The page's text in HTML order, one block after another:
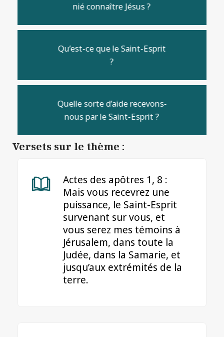
nié connaître Jésus ?
Qu’est-ce que le Saint-Esprit
?
Quelle sorte d’aide recevons-
nous par le Saint-Esprit ?
Versets sur le thème :
Actes des apôtres 1, 8 :
Mais vous recevrez une
puissance, le Saint-Esprit
survenant sur vous, et
vous serez mes témoins à
Jérusalem, dans toute la
Judée, dans la Samarie, et
jusqu’aux extrémités de la
terre.